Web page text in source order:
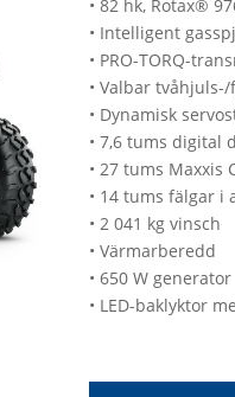
• 82 hk, Rotax®
• Intelligent
• PRO-TORQ-
• Valbar
• Dynamisk
• 7,6 tums digital
• 27 tums Maxxis
• 14 tums fälgar i
• 2 041 kg vinsch
• Värmarberedd
• 650 W generator
• LED-baklyktor